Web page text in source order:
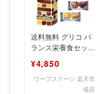
送料無料 グリコ バ
ランス栄養食セット
入り バランスオン
¥4,850
ワープステージ 楽天市
場店